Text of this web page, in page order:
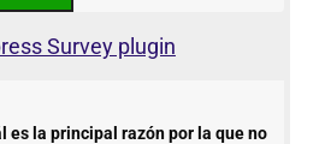
Survey plugin
es la principal razón por la que no